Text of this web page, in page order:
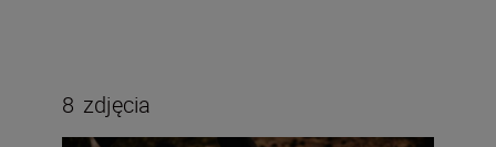
8 zdjęcia